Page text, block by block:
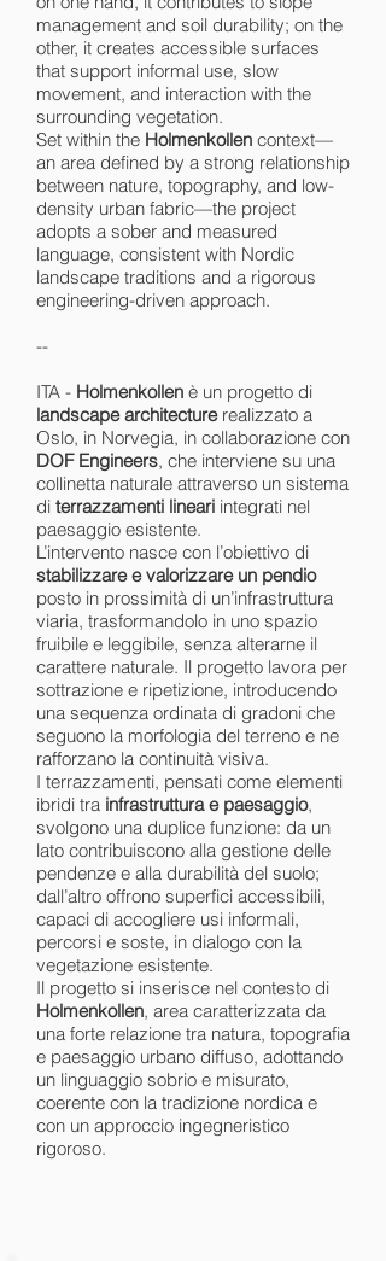
management and soil durability; on the
other, it creates accessible surfaces
that support informal use, slow
movement, and interaction with the
surrounding vegetation.
Set within the Holmenkollen context—
an area defined by a strong relationship
between nature, topography, and low-
density urban fabric—the project
adopts a sober and measured
language, consistent with Nordic
landscape traditions and a rigorous
engineering-driven approach.
--
ITA - Holmenkollen è un progetto di
landscape architecturerealizzato a
Oslo, in Norvegia, in collaborazione con
DOF Engineers, che interviene su una
collinetta naturale attraverso un sistema
di terrazzamenti lineari integrati nel
paesaggio esistente.
L’intervento nasce con l’obiettivo di
stabilizzare e valorizzare un pendio
posto in prossimità di un’infrastruttura
viaria, trasformandolo in uno spazio
fruibile e leggibile, senza alterarne il
carattere naturale. Il progetto lavora per
sottrazione e ripetizione, introducendo
una sequenza ordinata di gradoni che
seguono la morfologia del terreno e ne
rafforzano la continuità visiva.
I terrazzamenti, pensati come elementi
ibridi tra infrastruttura e paesaggio,
svolgono una duplice funzione: da un
lato contribuiscono alla gestione delle
pendenze e alla durabilità del suolo;
dall’altro offrono superfici accessibili,
capaci di accogliere usi informali,
percorsi e soste, in dialogo con la
vegetazione esistente.
Il progetto si inserisce nel contesto di
Holmenkollen, area caratterizzata da
una forte relazione tra natura, topografia
e paesaggio urbano diffuso, adottando
un linguaggio sobrio e misurato,
coerente con la tradizione nordica e
con un approccio ingegneristico
rigoroso.